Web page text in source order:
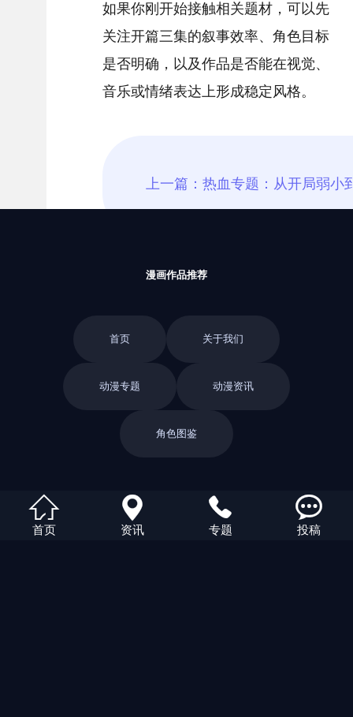
如果你刚开始接触相关题材，可以先
关注开篇三集的叙事效率、角色目标
是否明确，以及作品是否能在视觉、
音乐或情绪表达上形成稳定风格。
返回栏目
漫画作品推荐
首页 关于我们
动漫专题 动漫资讯
角色图鉴

首页

资讯

专题

投稿